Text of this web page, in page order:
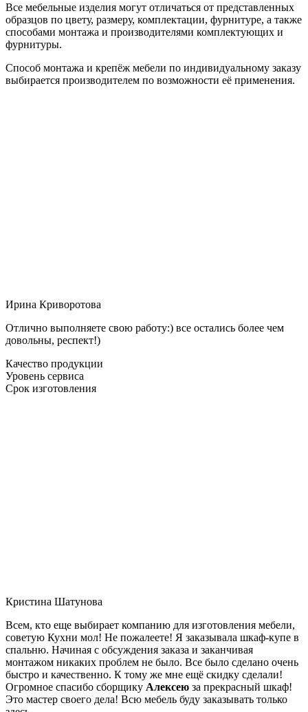
Все мебельные изделия могут отличаться от представленных
образцов по цвету, размеру, комплектации, фурнитуре, а также
способами монтажа и производителями комплектующих и
фурнитуры.
Способ монтажа и крепёж мебели по индивидуальному заказу
выбирается производителем по возможности её применения.
Ирина Криворотова
Отлично выполняете свою работу:) все остались более чем
довольны, респект!)
Качество продукции
Уровень сервиса
Срок изготовления
Кристина Шатунова
Всем, кто еще выбирает компанию для изготовления мебели,
советую Кухни мол! Не пожалеете! Я заказывала шкаф-купе в
спальню. Начиная с обсуждения заказа и заканчивая
монтажом никаких проблем не было. Все было сделано очень
быстро и качественно. К тому же мне ещё скидку сделали!
Огромное спасибо сборщику Алексею за прекрасный шкаф!
Это мастер своего дела! Всю мебель буду заказывать только